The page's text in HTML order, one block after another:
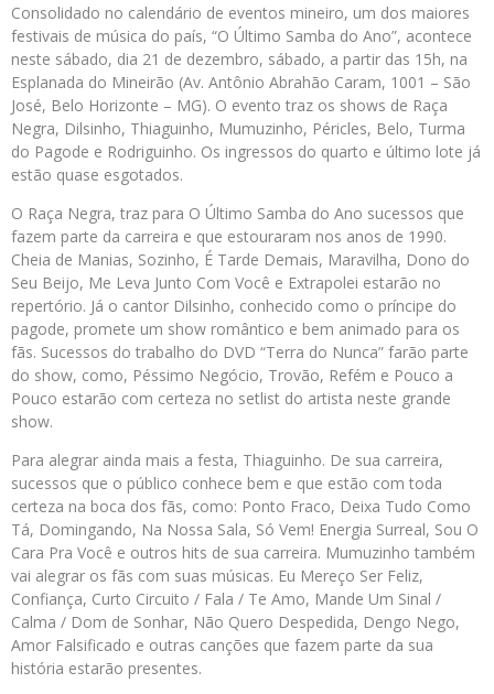
Consolidado no calendário de eventos mineiro, um dos maiores
festivais de música do país, “O Último Samba do Ano”, acontece
neste sábado, dia 21 de dezembro, sábado, a partir das 15h, na
Esplanada do Mineirão (Av. Antônio Abrahão Caram, 1001 – São
José, Belo Horizonte – MG). O evento traz os shows de Raça
Negra, Dilsinho, Thiaguinho, Mumuzinho, Péricles, Belo, Turma
do Pagode e Rodriguinho. Os ingressos do quarto e último lote já
estão quase esgotados.
O Raça Negra, traz para O Último Samba do Ano sucessos que
fazem parte da carreira e que estouraram nos anos de 1990.
Cheia de Manias, Sozinho, É Tarde Demais, Maravilha, Dono do
Seu Beijo, Me Leva Junto Com Você e Extrapolei estarão no
repertório. Já o cantor Dilsinho, conhecido como o príncipe do
pagode, promete um show romântico e bem animado para os
fãs. Sucessos do trabalho do DVD “Terra do Nunca” farão parte
do show, como, Péssimo Negócio, Trovão, Refém e Pouco a
Pouco estarão com certeza no setlist do artista neste grande
show.
Para alegrar ainda mais a festa, Thiaguinho. De sua carreira,
sucessos que o público conhece bem e que estão com toda
certeza na boca dos fãs, como: Ponto Fraco, Deixa Tudo Como
Tá, Domingando, Na Nossa Sala, Só Vem! Energia Surreal, Sou O
Cara Pra Você e outros hits de sua carreira. Mumuzinho também
vai alegrar os fãs com suas músicas. Eu Mereço Ser Feliz,
Confiança, Curto Circuito / Fala / Te Amo, Mande Um Sinal /
Calma / Dom de Sonhar, Não Quero Despedida, Dengo Nego,
Amor Falsificado e outras canções que fazem parte da sua
história estarão presentes.